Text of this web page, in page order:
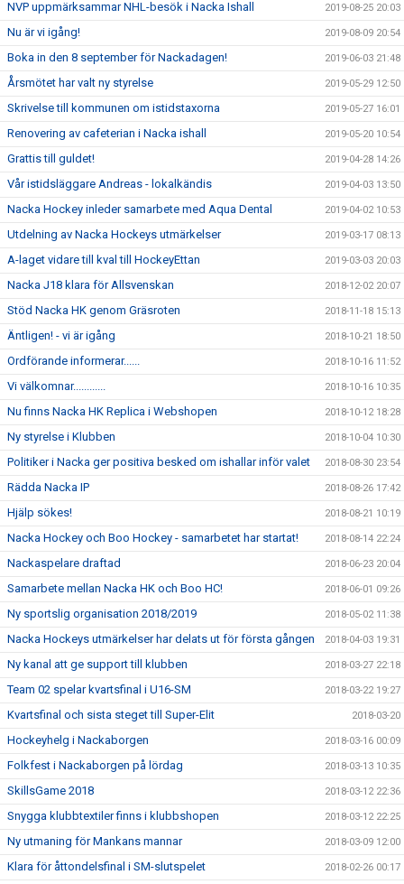
NVP uppmärksammar NHL-besök i Nacka Ishall 2019-08-25 20:03
Nu är vi igång! 2019-08-09 20:54
Boka in den 8 september för Nackadagen! 2019-06-03 21:48
Årsmötet har valt ny styrelse 2019-05-29 12:50
Skrivelse till kommunen om istidstaxorna 2019-05-27 16:01
Renovering av cafeterian i Nacka ishall 2019-05-20 10:54
Grattis till guldet! 2019-04-28 14:26
Vår istidsläggare Andreas - lokalkändis 2019-04-03 13:50
Nacka Hockey inleder samarbete med Aqua Dental 2019-04-02 10:53
Utdelning av Nacka Hockeys utmärkelser 2019-03-17 08:13
A-laget vidare till kval till HockeyEttan 2019-03-03 20:03
Nacka J18 klara för Allsvenskan 2018-12-02 20:07
Stöd Nacka HK genom Gräsroten 2018-11-18 15:13
Äntligen! - vi är igång 2018-10-21 18:50
Ordförande informerar...... 2018-10-16 11:52
Vi välkomnar............ 2018-10-16 10:35
Nu finns Nacka HK Replica i Webshopen 2018-10-12 18:28
Ny styrelse i Klubben 2018-10-04 10:30
Politiker i Nacka ger positiva besked om ishallar inför valet 2018-08-30 23:54
Rädda Nacka IP 2018-08-26 17:42
Hjälp sökes! 2018-08-21 10:19
Nacka Hockey och Boo Hockey - samarbetet har startat! 2018-08-14 22:24
Nackaspelare draftad 2018-06-23 20:04
Samarbete mellan Nacka HK och Boo HC! 2018-06-01 09:26
Ny sportslig organisation 2018/2019 2018-05-02 11:38
Nacka Hockeys utmärkelser har delats ut för första gången 2018-04-03 19:31
Ny kanal att ge support till klubben 2018-03-27 22:18
Team 02 spelar kvartsfinal i U16-SM 2018-03-22 19:27
Kvartsfinal och sista steget till Super-Elit 2018-03-20
Hockeyhelg i Nackaborgen 2018-03-16 00:09
Folkfest i Nackaborgen på lördag 2018-03-13 10:35
SkillsGame 2018 2018-03-12 22:36
Snygga klubbtextiler finns i klubbshopen 2018-03-12 22:25
Ny utmaning för Mankans mannar 2018-03-09 12:00
Klara för åttondelsfinal i SM-slutspelet 2018-02-26 00:17